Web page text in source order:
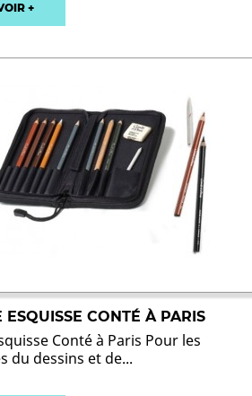
+
ESQUISSE CONTÉ À PARIS
Conté à Paris Pour les
du dessins et de...